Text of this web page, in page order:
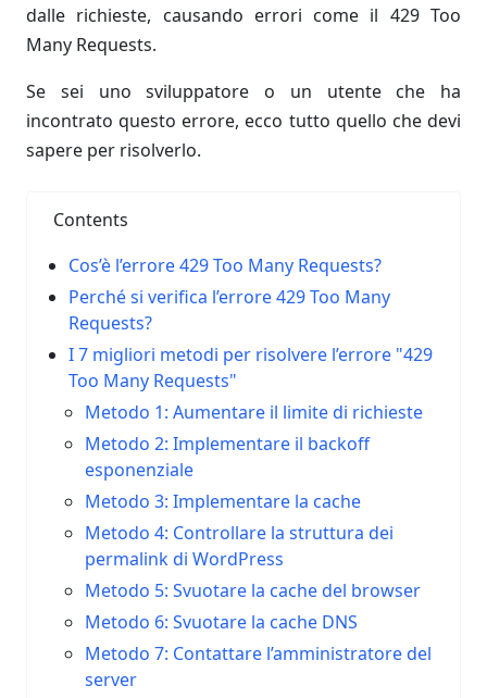
dalle richieste, causando errori come il 429 Too
Many Requests.
Se sei uno sviluppatore o un utente che ha
incontrato questo errore, ecco tutto quello che devi
sapere per risolverlo.
Contents
Cos’è l’errore 429 Too Many Requests?
Perché si verifica l’errore 429 Too Many
Requests?
I 7 migliori metodi per risolvere l’errore "429
Too Many Requests"
Metodo 1: Aumentare il limite di richieste
Metodo 2: Implementare il backoff
esponenziale
Metodo 3: Implementare la cache
Metodo 4: Controllare la struttura dei
permalink di WordPress
Metodo 5: Svuotare la cache del browser
Metodo 6: Svuotare la cache DNS
Metodo 7: Contattare l’amministratore del
server